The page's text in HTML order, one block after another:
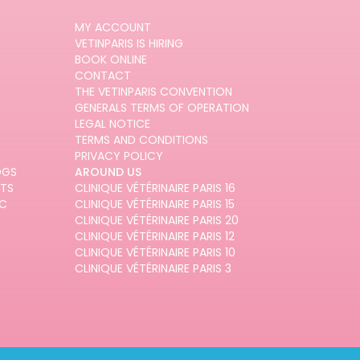
MY ACCOUNT
VETINPARIS IS HIRING
BOOK ONLINE
CONTACT
THE VETINPARIS CONVENTION
GENERALS TERMS OF OPERATION
LEGAL NOTICE
TERMS AND CONDITIONS
PRIVACY POLICY
AROUND US
CLINIQUE VÉTÉRINAIRE PARIS 16
CLINIQUE VÉTÉRINAIRE PARIS 15
CLINIQUE VÉTÉRINAIRE PARIS 20
CLINIQUE VÉTÉRINAIRE PARIS 12
CLINIQUE VÉTÉRINAIRE PARIS 10
CLINIQUE VÉTÉRINAIRE PARIS 3